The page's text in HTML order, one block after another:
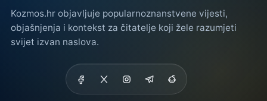
Kozmos.hr objavljuje popularnoznanstvene vijesti,
objašnjenja i kontekst za čitatelje koji žele razumjeti
svijet izvan naslova.